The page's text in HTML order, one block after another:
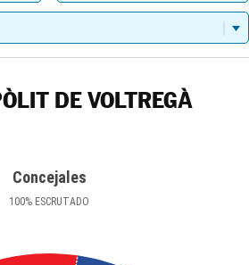
DE VOLTREGÀ
Concejales
100% ESCRUTADO